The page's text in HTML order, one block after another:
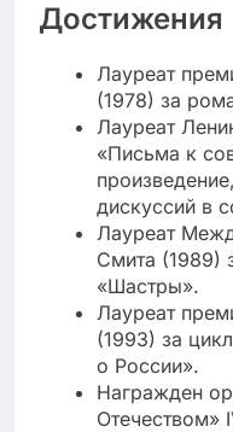
Достижения
Лауреат
(1978) за
Лауреат
«Письма к
дискуссий в
Лауреат
Смита (1989)
«Шастры».
Лауреат
(1993) за
о России».
Награжден
Отечеством»